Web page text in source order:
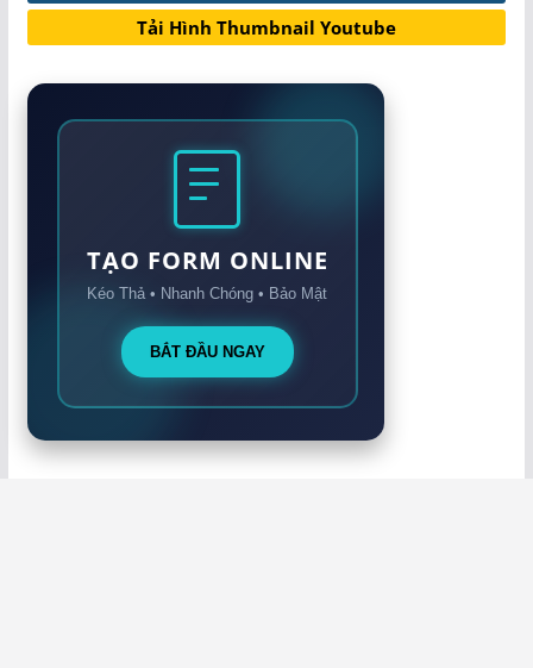
Tải Hình Thumbnail Youtube
TẠO FORM ONLINE
Kéo Thả • Nhanh Chóng • Bảo Mật
BẮT ĐẦU NGAY